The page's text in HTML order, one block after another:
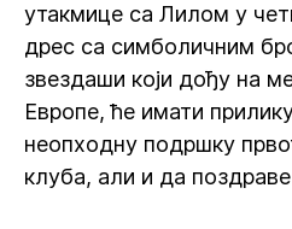
утакмице са Лилом у
дрес са симболичним
звездаши који дођу на
Европе, ће имати
неопходну подршку
клуба, али и да